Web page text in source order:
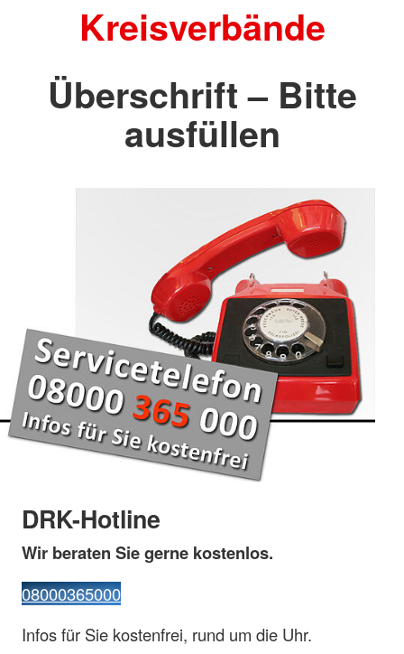
Kreisverbände
Überschrift – Bitte
ausfüllen
DRK-Hotline
Wir beraten Sie gerne kostenlos.
08000365000
Infos für Sie kostenfrei, rund um die Uhr.